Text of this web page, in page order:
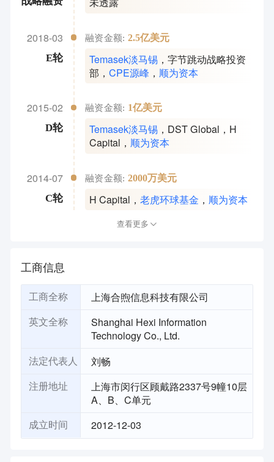
2018-03
E轮
融资金额: 2.5亿美元
Temasek淡马锡 ，字节跳动战略投资
部 ，CPE源峰 ， 顺为资本
2015-02
D轮
融资金额: 1亿美元
Temasek淡马锡 ， DST Global ， H
Capital ， 顺为资本
2014-07
C轮
融资金额: 2000万美元
H Capital ，老虎环球基金 ， 顺为资本
查看更多
工商信息
工商全称 上海合煦信息科技有限公司
英文全称
Shanghai Hexi Information
Technology Co., Ltd.
法定代表人 刘畅
注册地址
上海市闵行区顾戴路2337号9幢10层
A、B、C单元
成立时间 2012-12-03